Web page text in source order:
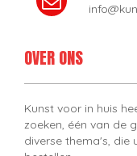
OVER ONS
Kunst voor in huis
zoeken, één van de
diverse thema's, die